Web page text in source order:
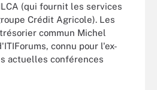
(qui fournit les services
Crédit Agricole). Les
commun Michel
connu pour l'ex-
actuelles conférences